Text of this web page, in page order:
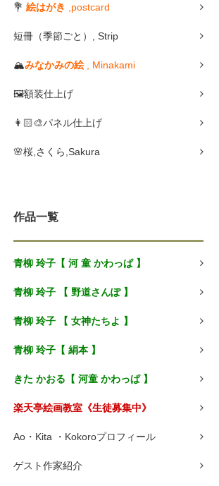
💐 絵はがき ,postcard
短冊（季節ごと）, Strip
🏔みなかみの絵, Minakami
🖼額装仕上げ
👩🏻🎨パネル仕上げ
🌸桜,さくら,Sakura
作品一覧
青柳 玲子【 河 童 かわっぱ 】
青柳 玲子 【 野道さんぽ 】
青柳 玲子 【 女神たちよ 】
青柳 玲子【 絹本 】
きた かおる【 河童 かわっぱ 】
楽天亭絵画教室《生徒募集中》
Ao・Kita ・Kokoroプロフィール
ゲスト作家紹介